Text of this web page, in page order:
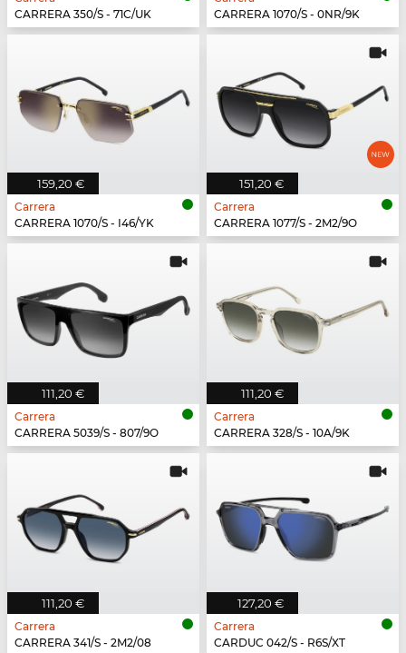
CARRERA 350/S - 71C/UK
CARRERA 1070/S - 0NR/9K
159,20 €
Carrera
CARRERA 1070/S - I46/YK
151,20 €
Carrera
CARRERA 1077/S - 2M2/9O
111,20 €
Carrera
CARRERA 5039/S - 807/9O
111,20 €
Carrera
CARRERA 328/S - 10A/9K
111,20 €
Carrera
CARRERA 341/S - 2M2/08
127,20 €
Carrera
CARDUC 042/S - R6S/XT